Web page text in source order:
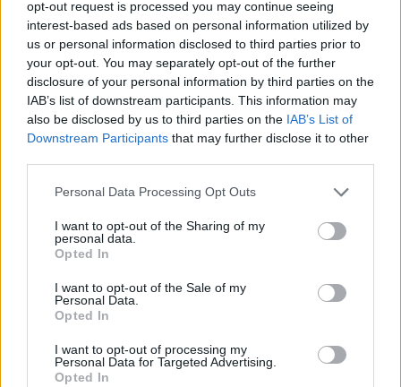
opt-out request is processed you may continue seeing
interest-based ads based on personal information utilized by
us or personal information disclosed to third parties prior to
your opt-out. You may separately opt-out of the further
disclosure of your personal information by third parties on the
IAB’s list of downstream participants. This information may
also be disclosed by us to third parties on the IAB’s List of
Downstream Participants that may further disclose it to other
Please note that this website/app uses one or more Google
not limited to your visit or usage behaviour. You may click to
grant or deny consent to Google and its third-party tags to
use your data for below specified purposes in below Google
consent section.
Personal Data Processing Opt Outs
I want to opt-out of the Sharing of my
personal data.
Opted In
I want to opt-out of the Sale of my
Personal Data.
Opted In
I want to opt-out of processing my
Personal Data for Targeted Advertising.
Opted In
345 356 7512
Notizie in tempo reale?
Entra nel canale telegram di
GalluraOggi.it
Ricevi le nostre ultime news
daGoogle News
Condividi l'articolo